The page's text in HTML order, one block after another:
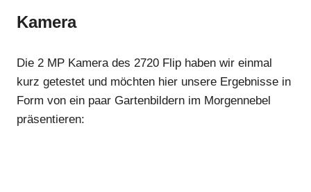
Kamera
Die 2 MP Kamera des 2720 Flip haben wir einmal
kurz getestet und möchten hier unsere Ergebnisse in
Form von ein paar Gartenbildern im Morgennebel
präsentieren: